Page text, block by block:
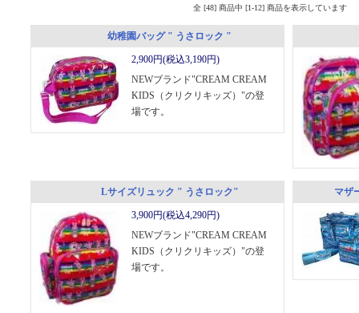
全 [48] 商品中 [1-12] 商品を表示しています
幼稚園バッグ " うさロック "
2,900円(税込3,190円)
NEWブランド"CREAM CREAM
KIDS（クリクリキッズ）"の登
場です。
Lサイズリュック " うさロック"
3,900円(税込4,290円)
NEWブランド"CREAM CREAM
KIDS（クリクリキッズ）"の登
場です。
マザ